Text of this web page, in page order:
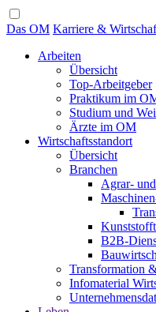
Das OM Karriere &
Arbeiten
Übersicht
Top-Arbeitgeber
Praktikum im
Studium und
Ärzte im OM
Wirtschaftsstandort
Übersicht
Branchen
Agrar-
B2B-
Transformation
Infomaterial